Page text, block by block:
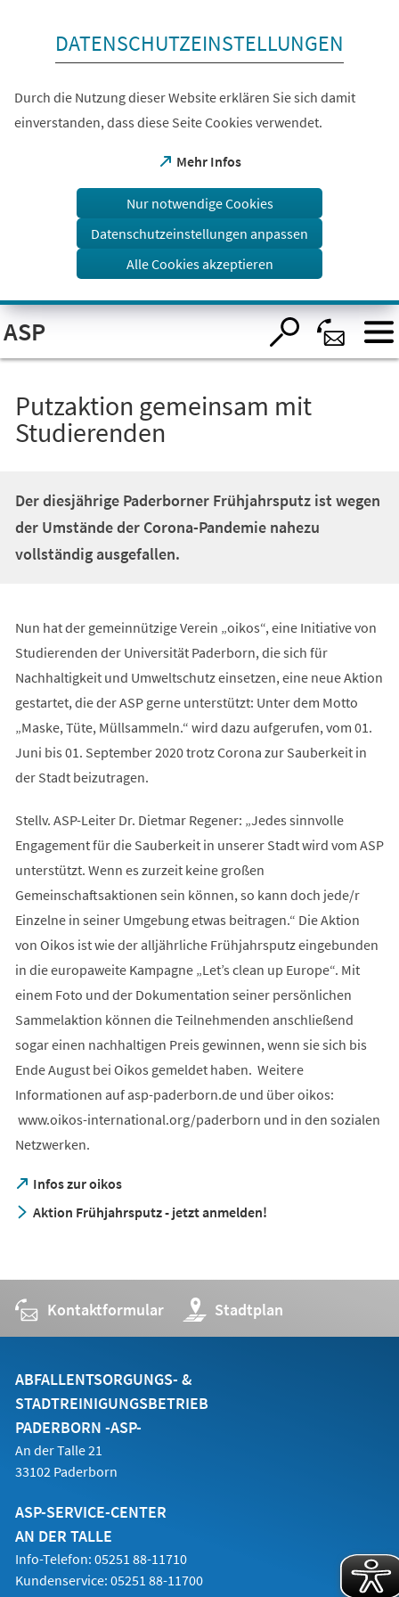
Visuelle
Assistenzsoftware
öffnen.
DATENSCHUTZEINSTELLUNGEN
Durch die Nutzung dieser Website erklären Sie sich damit
einverstanden, dass diese Seite Cookies verwendet.
Mehr Infos
(Öffnet
einem
Tab)
Nur notwendige Cookies
Datenschutzeinstellungen anpassen
Alle Cookies akzeptieren
ASP
Putzaktion gemeinsam mit
Studierenden
Der diesjährige Paderborner Frühjahrsputz ist wegen
der Umstände der Corona-Pandemie nahezu
vollständig ausgefallen.
Nun hat der gemeinnützige Verein „oikos“, eine Initiative von
Studierenden der Universität Paderborn, die sich für
Nachhaltigkeit und Umweltschutz einsetzen, eine neue Aktion
gestartet, die der ASP gerne unterstützt: Unter dem Motto
„Maske, Tüte, Müllsammeln.“ wird dazu aufgerufen, vom 01.
Juni bis 01. September 2020 trotz Corona zur Sauberkeit in
der Stadt beizutragen.
Stellv. ASP-Leiter Dr. Dietmar Regener: „Jedes sinnvolle
Engagement für die Sauberkeit in unserer Stadt wird vom ASP
unterstützt. Wenn es zurzeit keine großen
Gemeinschaftsaktionen sein können, so kann doch jede/r
Einzelne in seiner Umgebung etwas beitragen.“ Die Aktion
von Oikos ist wie der alljährliche Frühjahrsputz eingebunden
in die europaweite Kampagne „Let’s clean up Europe“. Mit
einem Foto und der Dokumentation seiner persönlichen
Sammelaktion können die Teilnehmenden anschließend
sogar einen nachhaltigen Preis gewinnen, wenn sie sich bis
Ende August bei Oikos gemeldet haben. Weitere
Informationen auf asp-paderborn.de und über oikos:
www.oikos-international.org/paderborn und in den sozialen
Netzwerken.
Infos zur oikos
(Öffnet
in
einem
Aktion Frühjahrsputz - jetzt anmelden!
Kontaktformular Stadtplan
(Öffnet
in
einem
Tab)
ABFALLENTSORGUNGS- &
STADTREINIGUNGSBETRIEB
PADERBORN -ASP-
An der Talle 21
33102 Paderborn
ASP-SERVICE-CENTER
AN DER TALLE
Info-Telefon: 05251 88-11710
Kundenservice: 05251 88-11700